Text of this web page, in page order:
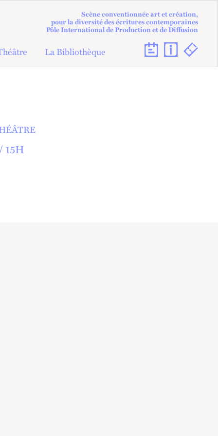
Scène conventionnée art et création,
pour la diversité des écritures contemporaines
Pôle International de Production et de Diffusion
La Bibliothèque
15H